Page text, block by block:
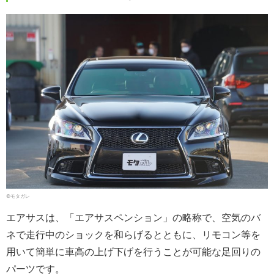
©モタガレ
エアサスは、「エアサスペンション」の略称で、空気のバ
ネで走行中のショックを和らげるとともに、リモコン等を
用いて簡単に車高の上げ下げを行うことが可能な足回りの
パーツです。